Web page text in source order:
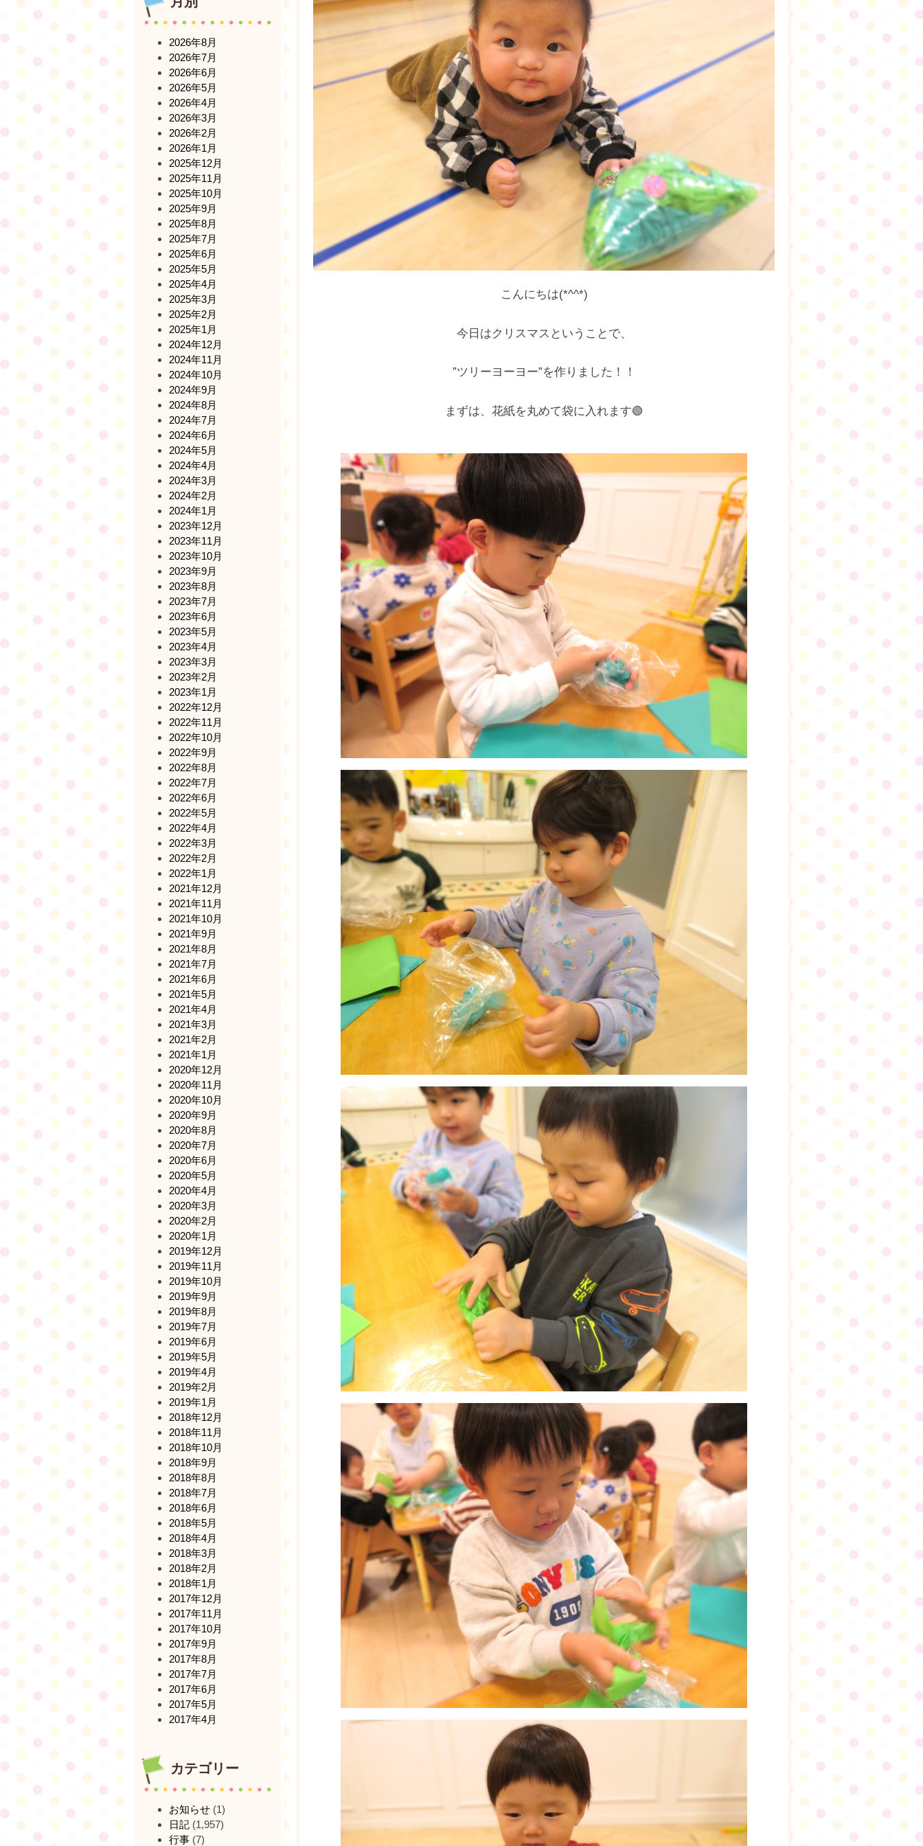
こんにちは(*^^*)
今日はクリスマスということで、
”ツリーヨーヨー”を作りました！！
まずは、花紙を丸めて袋に入れます🟢
2026年8月
2026年7月
2026年6月
2026年5月
2026年4月
2026年3月
2026年2月
2026年1月
2025年12月
2025年11月
2025年10月
2025年9月
2025年8月
2025年7月
2025年6月
2025年5月
2025年4月
2025年3月
2025年2月
2025年1月
2024年12月
2024年11月
2024年10月
2024年9月
2024年8月
2024年7月
2024年6月
2024年5月
2024年4月
2024年3月
2024年2月
2024年1月
2023年12月
2023年11月
2023年10月
2023年9月
2023年8月
2023年7月
2023年6月
2023年5月
2023年4月
2023年3月
2023年2月
2023年1月
2022年12月
2022年11月
2022年10月
2022年9月
2022年8月
2022年7月
2022年6月
2022年5月
2022年4月
2022年3月
2022年2月
2022年1月
2021年12月
2021年11月
2021年10月
2021年9月
2021年8月
2021年7月
2021年6月
2021年5月
2021年4月
2021年3月
2021年2月
2021年1月
2020年12月
2020年11月
2020年10月
2020年9月
2020年8月
2020年7月
2020年6月
2020年5月
2020年4月
2020年3月
2020年2月
2020年1月
2019年12月
2019年11月
2019年10月
2019年9月
2019年8月
2019年7月
2019年6月
2019年5月
2019年4月
2019年2月
2019年1月
2018年12月
2018年11月
2018年10月
2018年9月
2018年8月
2018年7月
2018年6月
2018年5月
2018年4月
2018年3月
2018年2月
2018年1月
2017年12月
2017年11月
2017年10月
2017年9月
2017年8月
2017年7月
2017年6月
2017年5月
2017年4月
カテゴリー
お知らせ (1)
日記 (1,957)
行事 (7)